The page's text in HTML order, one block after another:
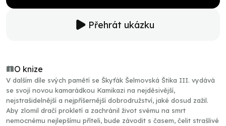
Přehrát ukázku
O knize
V dalším díle svých pamětí se Škyťák Šelmovská Štika III. vydává
se svojí novou kamarádkou Kamikazi na nejděsivější,
nejstrašidelnější a nejpříšernější dobrodružství, jaké dosud zažil.
Aby zlomil dračí prokletí a zachránil život svému na smrt
nemocnému nejlepšímu příteli, bude závodit s časem, čelit strašlivé